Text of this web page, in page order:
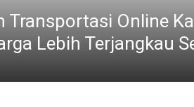
Kerja Bakti Sambut
Lingkungan Pasar yang